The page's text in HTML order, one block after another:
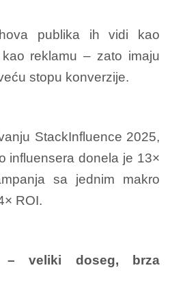
publika ih vidi kao
kao reklamu – zato imaju
stopu konverzije.
StackInfluence 2025,
influensera donela je 13×
sa jednim makro
ROI.
– veliki doseg, brza